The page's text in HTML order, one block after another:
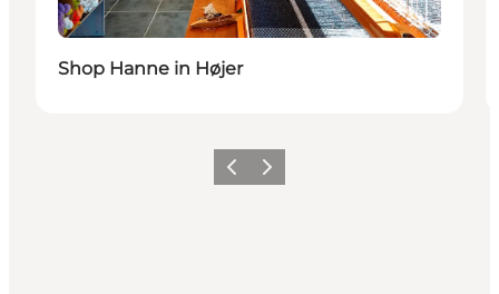
Shop Hanne in Højer
ZurückWeiter